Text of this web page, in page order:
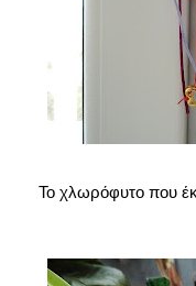
Το χλωρόφυτο που